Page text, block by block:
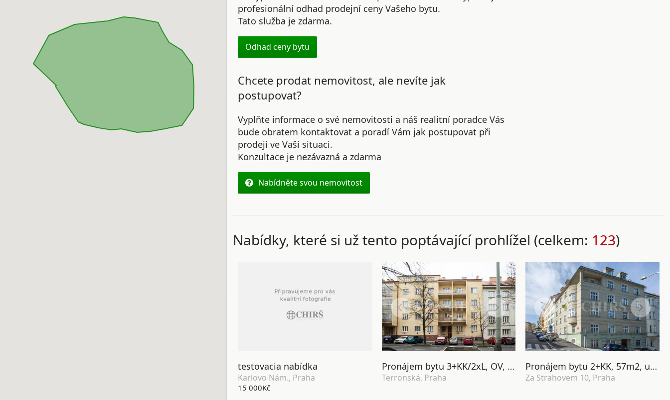
profesionální odhad prodejní ceny Vašeho bytu.
Tato služba je zdarma.
Odhad ceny bytu
Chcete prodat nemovitost, ale nevíte jak
postupovat?
Vyplňte informace o své nemovitosti a náš realitní poradce Vás
bude obratem kontaktovat a poradí Vám jak postupovat při
prodeji ve Vaší situaci.
Konzultace je nezávazná a zdarma
Nabídněte svou nemovitost
Nabídky, které si už tento poptávající prohlížel (celkem: 123)
testovacia nabídka
Karlovo Nám., Praha
15 000Kč
Pronájem bytu 3+KK/2xL, OV, 68m2, ul. Terronská 657/43, P-6 Bubeneč
Terronská, Praha
Pronájem bytu 2+KK, 57m2, ul. Za Strahovem 548/10, Praha 6 - Břevnov
Za Strahovem 10, Praha